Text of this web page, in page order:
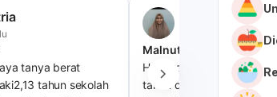
tanya berat
tahun sekolah
Malnutrisi
Halo dokter, saya wanita
tahun dengan berat